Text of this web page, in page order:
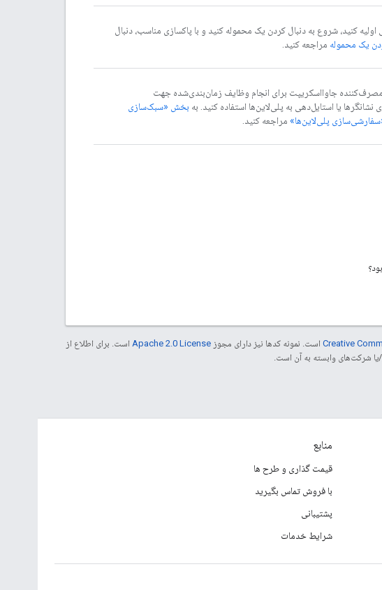
کنید، شروع به دنبال کردن یک محموله کنید و با پاکسازی مناسب، دنبال
یک محموله مراجعه کنید.
مصرف‌کننده جاوااسکریپت برای انجام وظایف زمان‌بندی‌شده جهت
یا استایل‌دهی به پلی‌لاین‌ها استفاده کنید. به بخش «سبک‌سازی
پلی‌لاین‌ها» مراجعه کنید.
Creative است. نمونه کدها نیز دارای مجوز Apache 2.0 License است. برای اطلاع از
منابع
قیمت گذاری و طرح ها
با فروش تماس بگیرید
پشتیبانی
شرایط خدمات